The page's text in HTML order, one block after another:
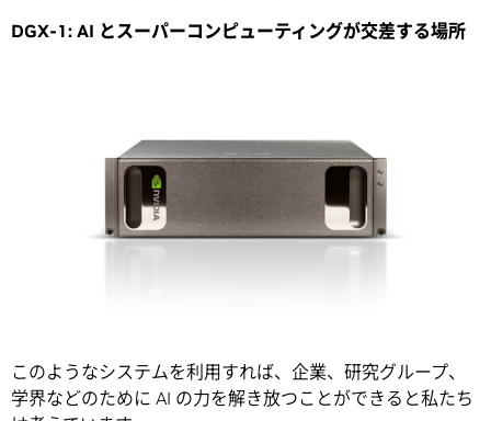
DGX-1: AI とスーパーコンピューティングが交差する場所
このようなシステムを利用すれば、企業、研究グループ、
学界などのために AI の力を解き放つことができると私たち